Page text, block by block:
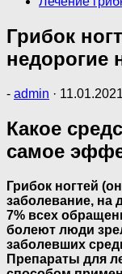
Грибок
недорогие
- admin · 11.01.2021
Какое
самое
Грибок ногтей
заболевание, на
7% всех
болеют люди
заболевших
Препараты для